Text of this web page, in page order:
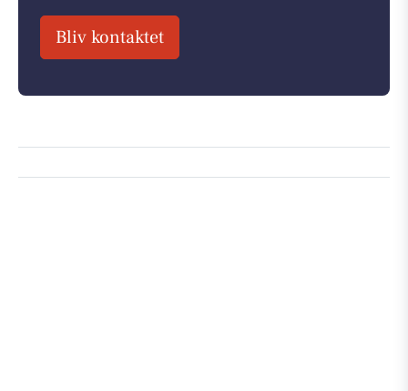
Bliv kontaktet